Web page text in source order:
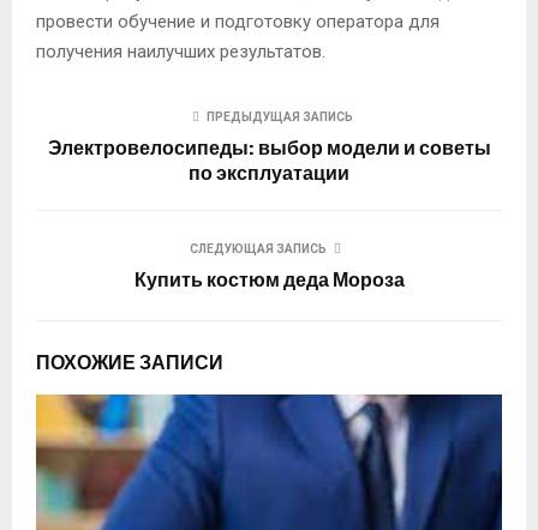
провести обучение и подготовку оператора для
получения наилучших результатов.
ПРЕДЫДУЩАЯ ЗАПИСЬ
Электровелосипеды: выбор модели и советы
по эксплуатации
СЛЕДУЮЩАЯ ЗАПИСЬ
Купить костюм деда Мороза
ПОХОЖИЕ ЗАПИСИ